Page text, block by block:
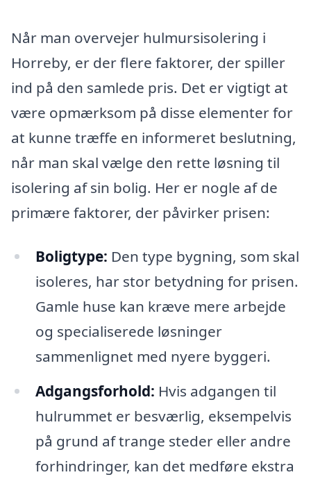
Når man overvejer hulmursisolering i
Horreby, er der flere faktorer, der spiller
ind på den samlede pris. Det er vigtigt at
være opmærksom på disse elementer for
at kunne træffe en informeret beslutning,
når man skal vælge den rette løsning til
isolering af sin bolig. Her er nogle af de
primære faktorer, der påvirker prisen:
Boligtype: Den type bygning, som skal
isoleres, har stor betydning for prisen.
Gamle huse kan kræve mere arbejde
og specialiserede løsninger
sammenlignet med nyere byggeri.
Adgangsforhold: Hvis adgangen til
hulrummet er besværlig, eksempelvis
på grund af trange steder eller andre
forhindringer, kan det medføre ekstra